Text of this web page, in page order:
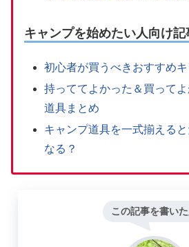
キャンプを始めたい人向け記
初心者が買うべきおすすめ
持っててよかった＆買って
道具まとめ
キャンプ道具を一式揃える
なる？
この記事を書いた